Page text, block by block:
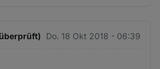
Do. 18 Okt 2018 - 06:39